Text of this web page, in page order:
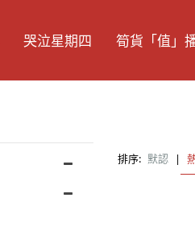
哭泣星期四 筍貨「值」
排序: 默認 |